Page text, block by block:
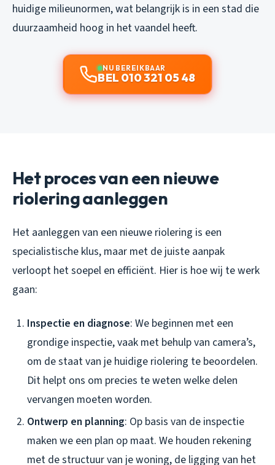
huidige milieunormen, wat belangrijk is in een stad die
duurzaamheid hoog in het vaandel heeft.
NU BEREIKBAAR
BEL 010 321 05 48
Het proces van een nieuwe
riolering aanleggen
Het aanleggen van een nieuwe riolering is een
specialistische klus, maar met de juiste aanpak
verloopt het soepel en efficiënt. Hier is hoe wij te werk
gaan:
Inspectie en diagnose: We beginnen met een
grondige inspectie, vaak met behulp van camera’s,
om de staat van je huidige riolering te beoordelen.
Dit helpt ons om precies te weten welke delen
vervangen moeten worden.
Ontwerp en planning: Op basis van de inspectie
maken we een plan op maat. We houden rekening
met de structuur van je woning, de ligging van het